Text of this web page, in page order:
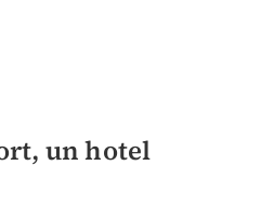
un hotel